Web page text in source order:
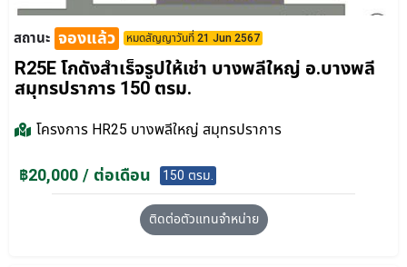
สถานะ จองแล้ว หมดสัญญาวันที่ 21 Jun 2567
R25E โกดังสำเร็จรูปให้เช่า บางพลีใหญ่ อ.บางพลี
สมุทรปราการ 150 ตรม.
โครงการ HR25 บางพลีใหญ่ สมุทรปราการ
฿20,000 / ต่อเดือน 150 ตรม.
ติดต่อตัวแทนจำหน่าย